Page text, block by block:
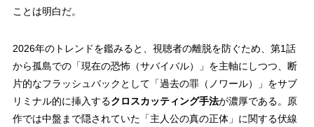
ことは明白だ。
2026年のトレンドを鑑みると、視聴者の離脱を防ぐため、第1話
から孤島での「現在の恐怖（サバイバル）」を主軸にしつつ、断
片的なフラッシュバックとして「過去の罪（ノワール）」をサブ
リミナル的に挿入するクロスカッティング手法が濃厚である。原
作では中盤まで隠されていた「主人公の真の正体」に関する伏線